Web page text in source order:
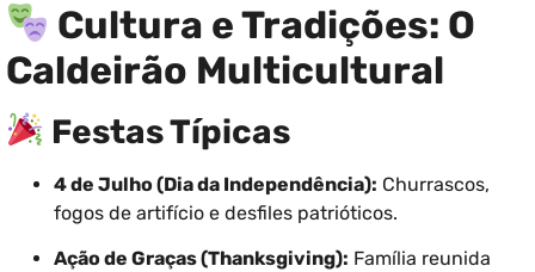
Cultura e Tradições: O
Caldeirão Multicultural
Festas Típicas
4 de Julho (Dia da Independência): Churrascos,
fogos de artifício e desfiles patrióticos.
Ação de Graças (Thanksgiving): Família reunida